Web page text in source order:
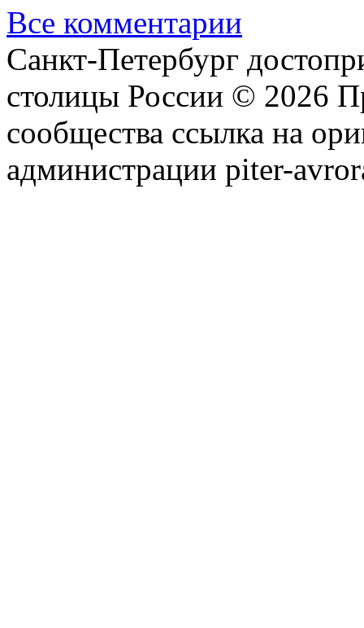
Все комментарии
Санкт-Петербург
столицы России © 2026
сообщества ссылка на
администрации piter-